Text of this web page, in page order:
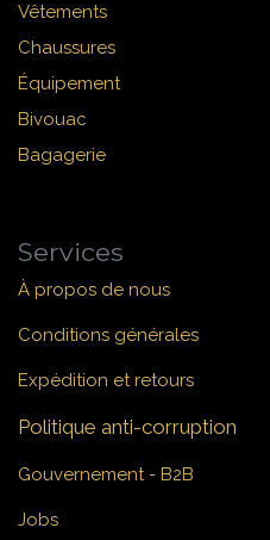
Vêtements
Chaussures
Équipement
Bivouac
Bagagerie
Services
À propos de nous
Conditions générales
Expédition et retours
Politique anti-corruption
Gouvernement - B2B
Jobs